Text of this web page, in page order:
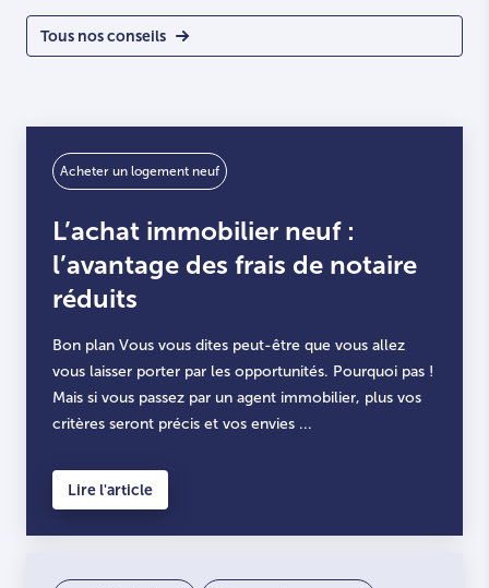
Tous nos conseils
Acheter un logement neuf
L’achat immobilier neuf :
l’avantage des frais de notaire
réduits
Bon plan Vous vous dites peut-être que vous allez
vous laisser porter par les opportunités. Pourquoi pas !
Mais si vous passez par un agent immobilier, plus vos
critères seront précis et vos envies ...
Lire l'article